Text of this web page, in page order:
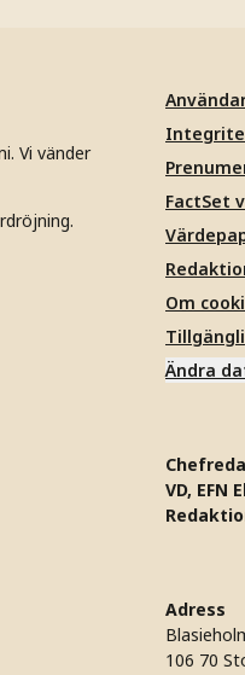
Vi vänder
FactSet
Om
Ändra
VD, EFN
Adress
106 70